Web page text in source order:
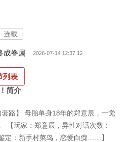
连载
成眷属 2026-07-14 12:37:12
列表
简介
套路】 母胎单身18年的郑意辰，一觉
【玩家：郑意辰，异性对话次数：
定：新手村菜鸟，恋爱白痴……】